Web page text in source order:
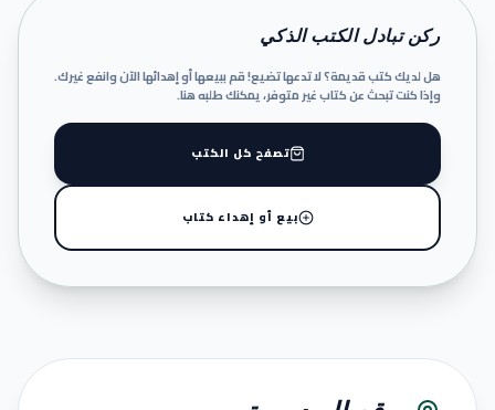
ركن تبادل الكتب الذكي
هل لديك كتب قديمة؟ لا تدعها تضيع! قم ببيعها أو إهدائها الآن وانفع غيرك.
وإذا كنت تبحث عن كتاب غير متوفر، يمكنك طلبه هنا.
تصفح كل الكتب
بيع أو إهداء كتاب